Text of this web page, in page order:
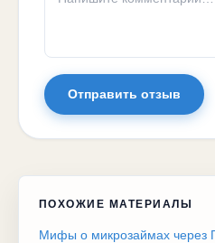
Отправить отзыв
ПОХОЖИЕ МАТЕРИАЛЫ
Мифы о микрозаймах через